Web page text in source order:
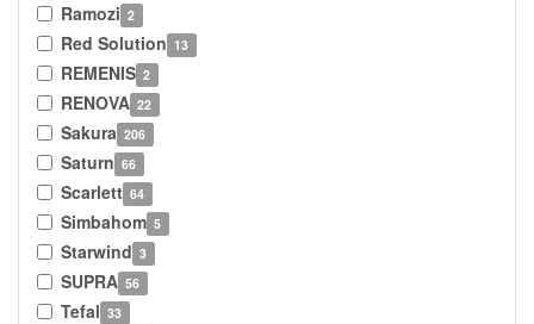
Ramozi 2
Red Solution 13
REMENIS 2
RENOVA 22
Sakura 206
Saturn 66
Scarlett 64
Simbahom 5
Starwind 3
SUPRA 56
Tefal 33